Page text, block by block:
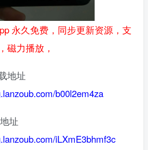
永久免费，同步更新资源，支
磁力播放，
地址
b00l2em4za
址
iLXmE3bhmf3c